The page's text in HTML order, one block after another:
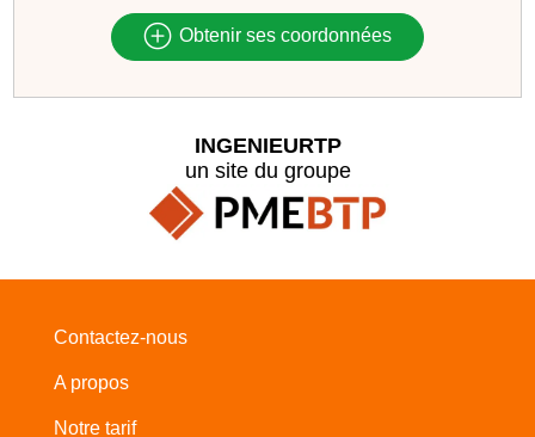
Obtenir ses coordonnées
INGENIEURTP
un site du groupe
Contactez-nous
A propos
Notre tarif